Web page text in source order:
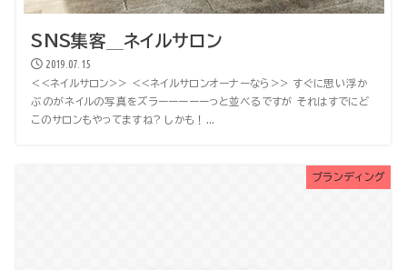
SNS集客＿ネイルサロン
2019.07.15
<<ネイルサロン>> <<ネイルサロンオーナーなら>> すぐに思い浮か
ぶのがネイルの写真をズラーーーーーっと並べるですが それはすでにど
このサロンもやってますね? しかも！...
ブランディング